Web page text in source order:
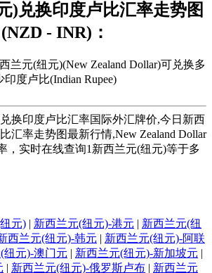
)兑换印度卢比汇率走势图
(NZD - INR)：
兰元(纽元)(New Zealand Dollar)可兑换多
印度卢比(Indian Rupee)
换印度卢比汇率国际外汇牌价,今日新西
汇率走势图最新行情,New Zealand Dollar
，实时在线查询1新西兰元(纽元)等于多
元) | 新西兰元(纽元)-港元 | 新西兰元(纽
西兰元(纽元)-韩元 | 新西兰元(纽元)-阿联
纽元)-澳门元 | 新西兰元(纽元)-新加坡元 |
| 新西兰元(纽元)-俄罗斯卢布 | 新西兰元